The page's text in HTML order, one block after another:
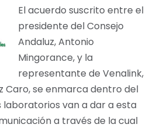
El acuerdo suscrito entre el
presidente del Consejo
Andaluz, Antonio
Mingorance, y la
representante de Venalink,
Caro, se enmarca dentro del
laboratorios van a dar a esta
a través de la cual